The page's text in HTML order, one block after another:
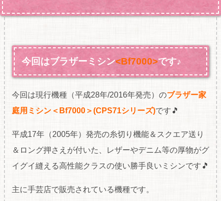
今回はブラザーミシン<Bf7000>です♪
今回は現行機種（平成28年/2016年発売）のブラザー家
庭用ミシン＜Bf7000＞(CPS71シリーズ)です🎵
平成17年（2005年）発売の糸切り機能＆スクエア送り
＆ロング押さえが付いた、レザーやデニム等の厚物がグ
イグイ縫える高性能クラスの使い勝手良いミシンです🎵
主に手芸店で販売されている機種です。